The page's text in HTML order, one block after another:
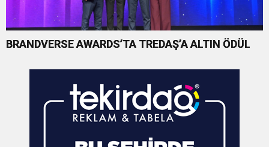
BRANDVERSE AWARDS’TA TREDAŞ’A ALTIN ÖDÜL